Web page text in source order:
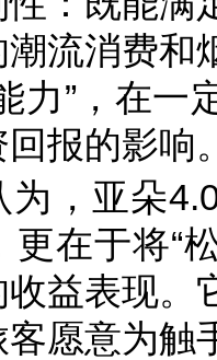
流消费和
力”，在一
报的影响
为，亚朵
在于将“
益表现。
愿意为触